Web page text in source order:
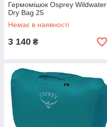
Гермомішок Osprey Wildwater
Dry Bag 25
Немає в наявності
3 140 ₴